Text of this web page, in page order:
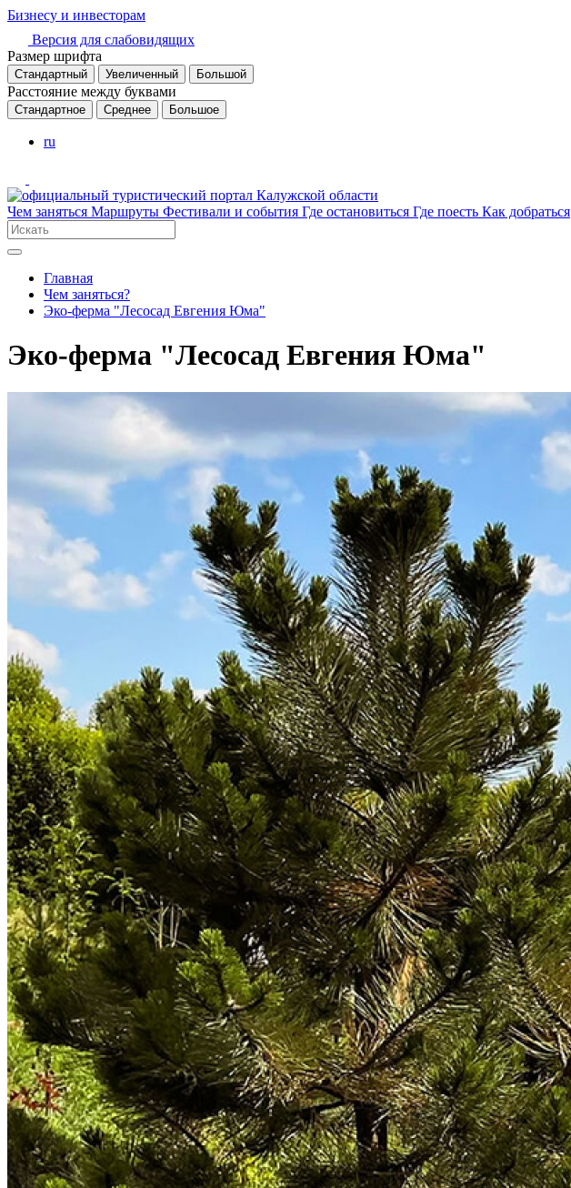
Бизнесу и инвесторам
Версия для слабовидящих
Размер шрифта
Стандартный Увеличенный Большой
Расстояние между буквами
Стандартное Среднее Большое
ru
Чем заняться Маршруты Фестивали и события Где остановиться Где поесть Как добраться
Главная
Чем заняться?
Эко-ферма "Лесосад Евгения Юма"
Эко-ферма "Лесосад Евгения Юма"